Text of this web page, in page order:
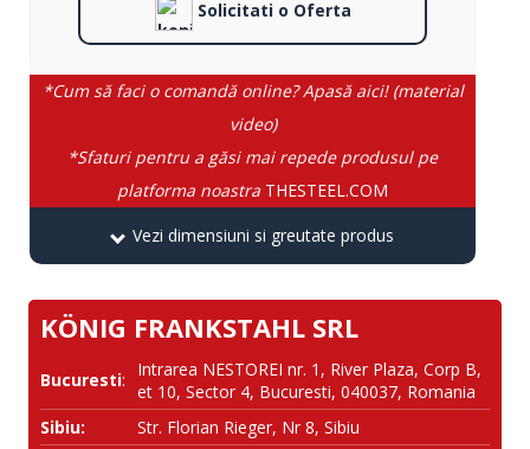
Solicitati o Oferta
*Cum să faci o comandă online? Apasă aici! (material
video)
*Sfaturi pentru a găsi mai repede produsul pe
platforma noastra THESTEEL.COM
Vezi dimensiuni si greutate produs
KÖNIG FRANKSTAHL SRL
Bucuresti:
Intrarea NESTOREI nr. 1, River Plaza, Corp B,
et 10, Sector 4, Bucuresti, 040037, Romania
Sibiu:
Str. Florian Rieger, Nr 8, Sibiu